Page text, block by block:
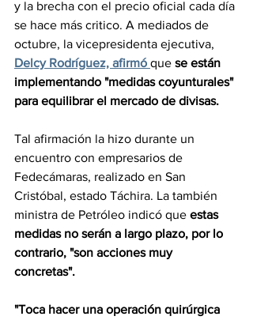
y la brecha con el precio oficial cada día
se hace más critico. A mediados de
octubre, la vicepresidenta ejecutiva,
Delcy Rodríguez, afirmó que se están
implementando "medidas coyunturales"
para equilibrar el mercado de divisas.
Tal afirmación la hizo durante un
encuentro con empresarios de
Fedecámaras, realizado en San
Cristóbal, estado Táchira. La también
ministra de Petróleo indicó que estas
medidas no serán a largo plazo, por lo
contrario, "son acciones muy
concretas".
"Toca hacer una operación quirúrgica